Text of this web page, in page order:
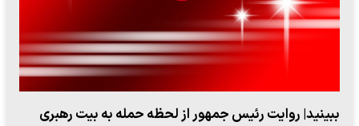
ببینید| روایت رئیس جمهور از لحظه حمله به بیت رهبری